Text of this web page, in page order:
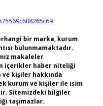
bir marka, kurum
bulunmamaktadır.
makaleler
içerikler haber niteliği
kişiler hakkında
kurum ve kişiler ile isim
Sitemizdeki bilgiler
taşımazlar.